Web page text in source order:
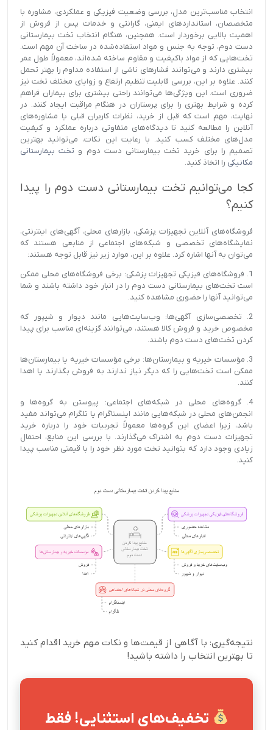
انتخاب مناسب‌ترین مدل، بررسی وضعیت فیزیکی و عملکردی، مشاوره با
متخصصان، استانداردهای ایمنی، گارانتی و خدمات پس از فروش از
اهمیت بالایی برخوردار است. همچنین، هنگام انتخاب تخت بیمارستانی
دست دوم، توجه به جنس و مواد استفاده‌شده در ساخت آن مهم است.
تخت‌هایی که از مواد باکیفیت و مقاوم ساخته شده‌اند، معمولاً طول عمر
بیشتری دارند و می‌توانند فشارهای ناشی از استفاده مداوم را بهتر تحمل
کنند. علاوه بر این، بررسی قابلیت تنظیم ارتفاع و زوایای مختلف تخت نیز
ضروری است. این ویژگی‌ها می‌توانند راحتی بیشتری برای بیماران فراهم
کرده و شرایط بهتری را برای پرستاران در هنگام مراقبت ایجاد کنند. در
نهایت، مهم است که قبل از خرید، نظرات کاربران قبلی یا مشاوره‌های
آنلاین را مطالعه کنید تا دیدگاه‌های متفاوتی درباره عملکرد و کیفیت
مدل‌های مختلف کسب کنید. با رعایت این نکات، می‌توانید بهترین
تصمیم را برای خرید تخت بیمارستانی دست دوم و تخت بیمارستانی
مکانیکی را اتخاذ کنید.
کجا می‌توانیم تخت بیمارستانی دست دوم را پیدا
کنیم؟
فروشگاه‌های آنلاین تجهیزات پزشکی، بازارهای محلی، آگهی‌های اینترنتی،
نمایشگاه‌های تخصصی و شبکه‌های اجتماعی از منابعی هستند که
می‌توان به آنها اشاره کرد. علاوه بر این، موارد زیر نیز قابل توجه هستند:
1. فروشگاه‌های فیزیکی تجهیزات پزشکی: برخی فروشگاه‌های محلی ممکن
است تخت‌های بیمارستانی دست دوم را در انبار خود داشته باشند و شما
می‌توانید آنها را حضوری مشاهده کنید.
2. تخصصی‌سازی آگهی‌ها: وب‌سایت‌هایی مانند دیوار و شیپور که
مخصوص خرید و فروش کالا هستند، می‌توانند گزینه‌ای مناسب برای پیدا
کردن تخت‌های دست دوم باشند.
3. مؤسسات خیریه و بیمارستان‌ها: برخی مؤسسات خیریه یا بیمارستان‌ها
ممکن است تخت‌هایی را که دیگر نیاز ندارند به فروش بگذارند یا اهدا
کنند.
4. گروه‌های محلی در شبکه‌های اجتماعی: پیوستن به گروه‌ها و
انجمن‌های محلی در شبکه‌هایی مانند اینستاگرام یا تلگرام می‌تواند مفید
باشد، زیرا اعضای این گروه‌ها معمولاً تجربیات خود را درباره خرید
تجهیزات دست دوم به اشتراک می‌گذارند. با بررسی این منابع، احتمال
زیادی وجود دارد که بتوانید تخت مورد نظر خود را با قیمتی مناسب پیدا
کنید.
نتیجه‌گیری: با آگاهی از قیمت‌ها و نکات مهم خرید اقدام کنید
تا بهترین انتخاب را داشته باشید!
تخفیف‌های استثنایی! فقط